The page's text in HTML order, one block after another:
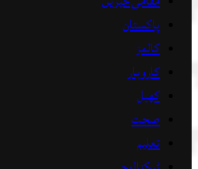
پاکستان
کالمز
کاروبار
کھیل
صحت
تعلیم